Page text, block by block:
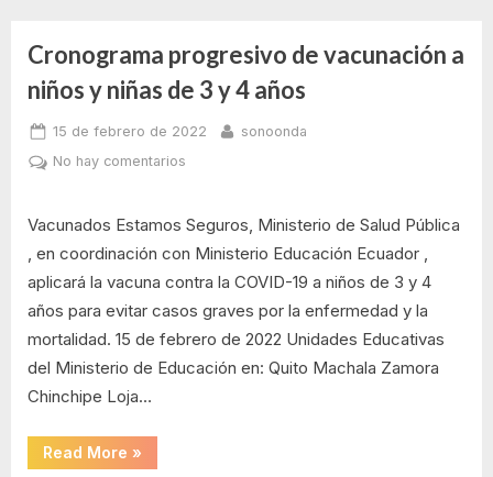
Etiqueta:
cronograma
progresivo
vacunación
Cronograma progresivo de vacunación a
niños y niñas de 3 y 4 años
Posted
on
15 de febrero de 2022 By
sonoonda
No hay comentariosen
de
vacunación
a
niños
de
Vacunados Estamos Seguros, Ministerio de Salud Pública
, en coordinación con Ministerio Educación Ecuador ,
aplicará la vacuna contra la COVID-19 a niños de 3 y 4
años para evitar casos graves por la enfermedad y la
mortalidad. 15 de febrero de 2022 Unidades Educativas
del Ministerio de Educación en: Quito Machala Zamora
Chinchipe Loja…
Read More “Cronograma
progresivo
»